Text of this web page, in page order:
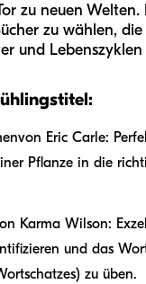
zu neuen Welten.
zu wählen,
und
von Eric Carle:
Pflanze in die
Karma Wilson:
und das
zu üben.